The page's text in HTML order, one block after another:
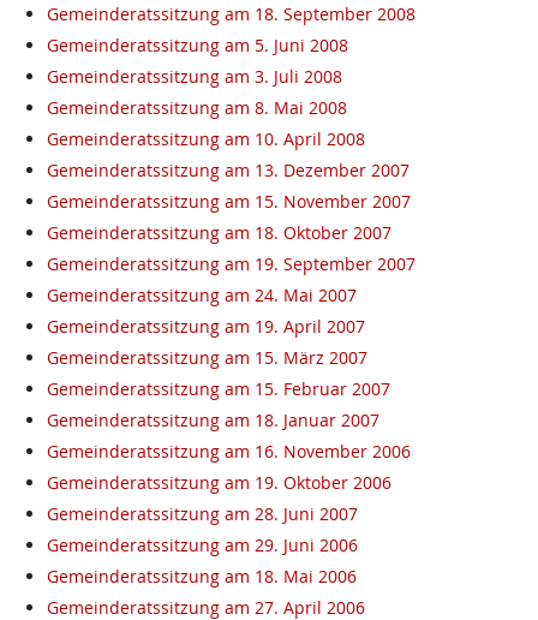
Gemeinderatssitzung am 18. September 2008
Gemeinderatssitzung am 5. Juni 2008
Gemeinderatssitzung am 3. Juli 2008
Gemeinderatssitzung am 8. Mai 2008
Gemeinderatssitzung am 10. April 2008
Gemeinderatssitzung am 13. Dezember 2007
Gemeinderatssitzung am 15. November 2007
Gemeinderatssitzung am 18. Oktober 2007
Gemeinderatssitzung am 19. September 2007
Gemeinderatssitzung am 24. Mai 2007
Gemeinderatssitzung am 19. April 2007
Gemeinderatssitzung am 15. März 2007
Gemeinderatssitzung am 15. Februar 2007
Gemeinderatssitzung am 18. Januar 2007
Gemeinderatssitzung am 16. November 2006
Gemeinderatssitzung am 19. Oktober 2006
Gemeinderatssitzung am 28. Juni 2007
Gemeinderatssitzung am 29. Juni 2006
Gemeinderatssitzung am 18. Mai 2006
Gemeinderatssitzung am 27. April 2006